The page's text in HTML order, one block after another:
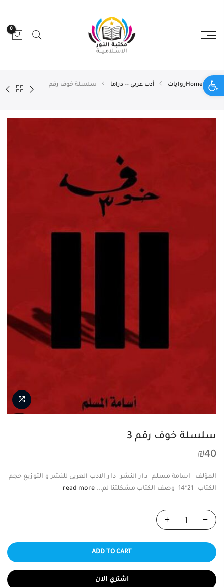
Open toolbar
0
Homeروايات أدب عربي -- دراما
سلسلة خوف رقم
3
سلسلة خوف رقم 3
₪40
المؤلف اسامة مسلم دار النشر دار الادب العربى للنشر و التوزيع حجم
الكتاب 21*14 وصف الكتاب مشكلتنا لم...
ADD TO CART
اشتري الان